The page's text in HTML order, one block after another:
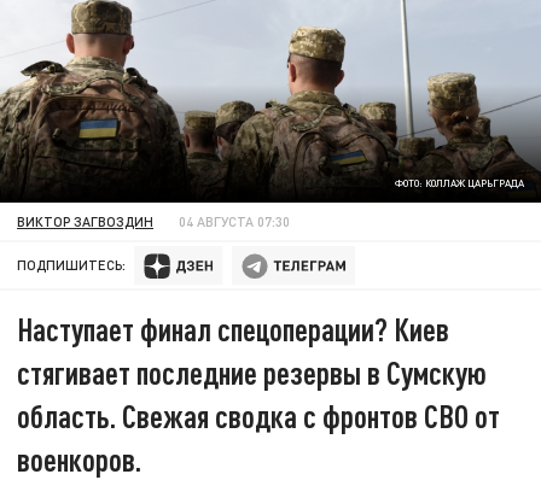
ФОТО: КОЛЛАЖ ЦАРЬГРАДА
ВИКТОР ЗАГВОЗДИН 04 АВГУСТА 07:30
ПОДПИШИТЕСЬ:
Наступает финал спецоперации? Киев
стягивает последние резервы в Сумскую
область. Свежая сводка с фронтов СВО от
военкоров.